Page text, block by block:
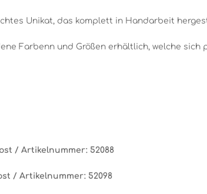
Unikat, das komplett in Handarbeit
Farbenn und Größen erhältlich, welche
/ Artikelnummer: 52088
/ Artikelnummer: 52098